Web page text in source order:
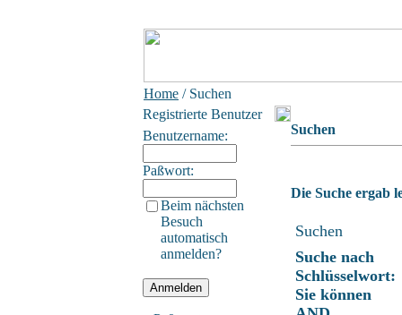
Home / Suchen
Registrierte Benutzer
Benutzername:
Paßwort:
Beim nächsten
Besuch
automatisch
anmelden?
Suchen
Die Suche ergab
Suchen
Suche nach
Schlüsselwort:
Sie können